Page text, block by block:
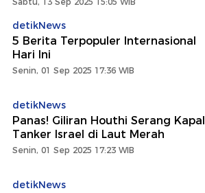
detikNews
5 Berita Terpopuler Internasional
Hari Ini
Senin, 01 Sep 2025 17:36 WIB
detikNews
Panas! Giliran Houthi Serang Kapal
Tanker Israel di Laut Merah
Senin, 01 Sep 2025 17:23 WIB
detikNews